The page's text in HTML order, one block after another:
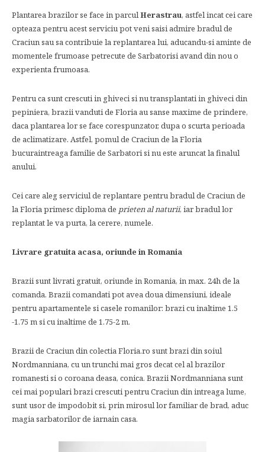
Plantarea brazilor se face in parculHerastrau, astfel incat cei care
opteaza pentru acest serviciu pot veni saisi admire bradul de
Craciun sau sa contribuie la replantarea lui, aducandu-si aminte de
momentele frumoase petrecute de Sarbatorisi avand din nou o
experienta frumoasa.
Pentru ca sunt crescuti in ghiveci si nu transplantati in ghiveci din
pepiniera, brazii vanduti de Floria au sanse maxime de prindere,
daca plantarea lor se face corespunzator, dupa o scurta perioada
de aclimatizare. Astfel, pomul de Craciun de la Floria
bucuraintreaga familie de Sarbatori si nu este aruncat la finalul
anului.
Cei care aleg serviciul de replantare pentru bradul de Craciun de
la Floria primesc diploma de prieten al naturii, iar bradul lor
replantat le va purta, la cerere, numele.
Livrare gratuita acasa, oriunde in Romania
Brazii sunt livrati gratuit, oriunde in Romania, in max. 24h de la
comanda. Brazii comandati pot avea doua dimensiuni, ideale
pentru apartamentele si casele romanilor: brazi cu inaltime 1.5
-1.75 m si cu inaltime de 1.75-2 m.
Brazii de Craciun din colectia Floria.ro sunt brazi din soiul
Nordmanniana, cu un trunchi mai gros decat cel al brazilor
romanesti si o coroana deasa, conica. Brazii Nordmanniana sunt
cei mai populari brazi crescuti pentru Craciun din intreaga lume,
sunt usor de impodobit si, prin mirosul lor familiar de brad, aduc
magia sarbatorilor de iarnain casa.